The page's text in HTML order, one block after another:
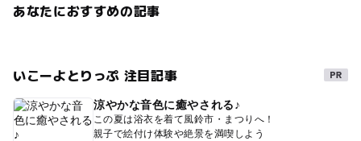
あなたにおすすめの記事
いこーよとりっぷ 注目記事
涼やかな音色に癒やされる♪
この夏は浴衣を着て風鈴市・まつりへ！
親子で絵付け体験や絶景を満喫しよう